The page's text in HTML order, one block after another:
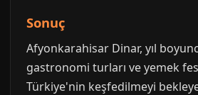
Sonuç
Afyonkarahisar Dinar, yıl
gastronomi turları ve yemek
Türkiye'nin keşfedilmeyi